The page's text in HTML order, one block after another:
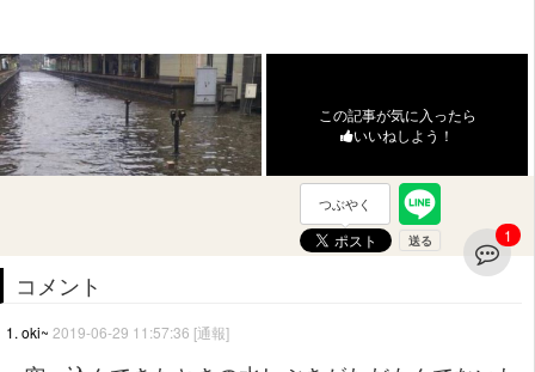
この記事が気に入ったら
いいねしよう！
つぶやく
コメント
1
1. oki~ 2019-06-29 11:57:36 [通報]